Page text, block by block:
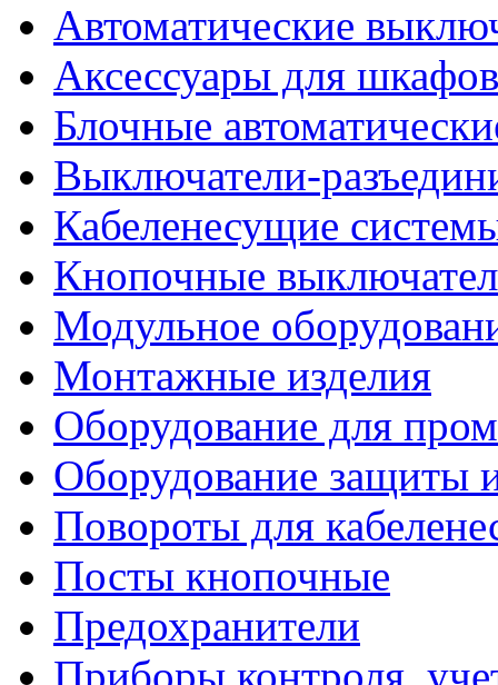
Автоматические
Аксессуары для
Блочные
Выключатели-
Кабеленесущие
Кнопочные
Модульное
Монтажные изделия
Оборудование для
Оборудование защиты
Повороты для
Посты кнопочные
Предохранители